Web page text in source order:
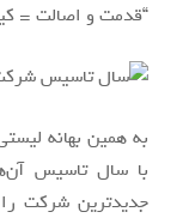
“قدمت و اصالت =
به همین بهانه
با سال تاسیس
جدیدترین شرکت